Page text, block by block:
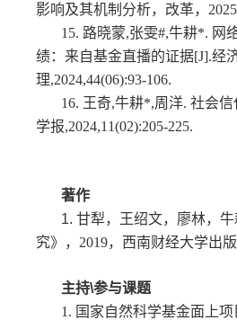
影响及其机制分析，改革，
15. 路晓蒙,张雯#,牛耕*. 网
绩：来自基金直播的证据[J].经
理,2024,44(06):93-106.
16. 王奇,牛耕*,周洋. 社会
学报,2024,11(02):205-225.
著作
1. 甘犁， 王绍文，廖林，
究》，2019，西南财经大学出版
主持\参与课题
1. 国家自然科学基金面上